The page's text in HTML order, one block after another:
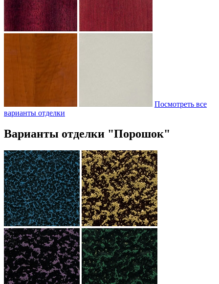
Посмотреть все
варианты отделки
Варианты отделки "Порошок"